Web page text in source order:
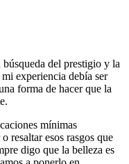
del prestigio y la
experiencia debía ser
forma de hacer que la
mínimas
resaltar esos rasgos que
digo que la belleza es